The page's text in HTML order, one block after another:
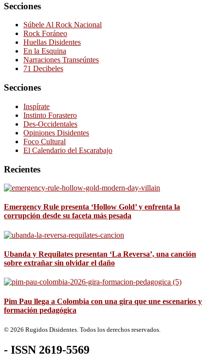
Secciones
Súbele Al Rock Nacional
Rock Foráneo
Huellas Disidentes
En la Esquina
Narraciones Transeúntes
71 Decibeles
Secciones
Inspírate
Instinto Forastero
Des-Occidentales
Opiniones Disidentes
Foco Cultural
El Calendario del Escarabajo
Recientes
Emergency Rule presenta ‘Hollow Gold’ y enfrenta la
corrupción desde su faceta más pesada
Ubanda y Requilates presentan ‘La Reversa’, una canción
sobre extrañar sin olvidar el daño
Pim Pau llega a Colombia con una gira que une escenarios y
formación pedagógica
© 2026 Rugidos Disidentes. Todos los derechos reservados.
- ISSN 2619-5569